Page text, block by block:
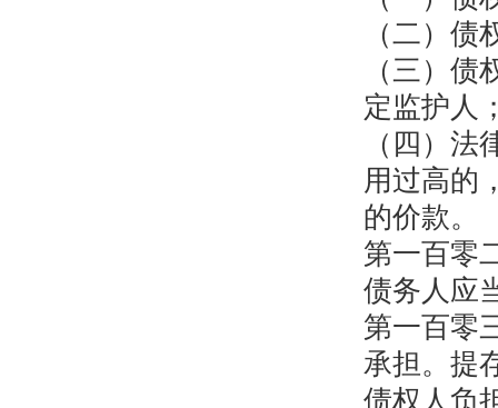
（二）
（三）
定监护人
（四）
用过高的
的价款。
第一百零
债务人应
第一百零
承担。提
债权人负